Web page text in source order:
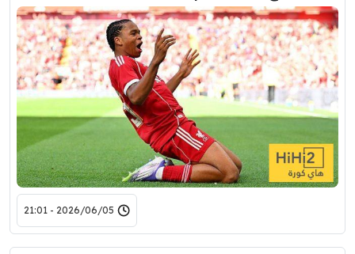
2026/06/05 - 21:01